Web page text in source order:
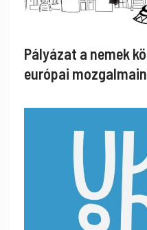
Pályázat a nemek
európai